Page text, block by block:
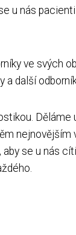
u nás
ve svých
a další
Děláme
se u nás